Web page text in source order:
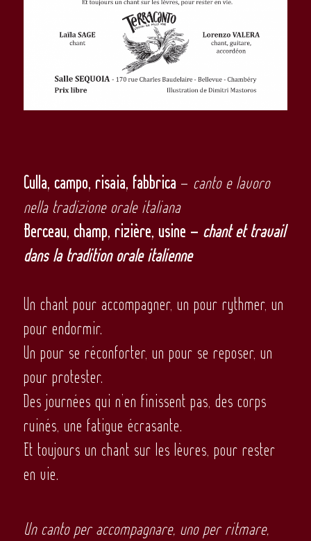
Culla, campo, risaia, fabbrica – canto e lavoro
nella tradizione orale italiana
Berceau, champ, rizière, usine – chant et travail
dans la tradition orale italienne
Un chant pour accompagner, un pour rythmer, un
pour endormir.
Un pour se réconforter, un pour se reposer, un
pour protester.
Des journées qui n’en finissent pas, des corps
ruinés, une fatigue écrasante.
Et toujours un chant sur les lèvres, pour rester
en vie.
Un canto per accompagnare, uno per ritmare,